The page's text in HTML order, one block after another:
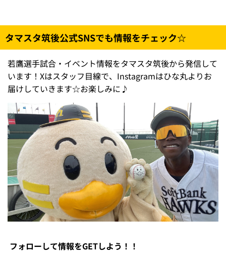
タマスタ筑後公式SNSでも情報をチェック☆
若鷹選手試合・イベント情報をタマスタ筑後から発信して
います！Xはスタッフ目線で、Instagramはひな丸よりお
届けしていきます☆お楽しみに♪
フォローして情報をGETしよう！！